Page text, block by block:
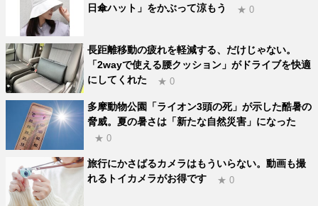
日傘ハット」をかぶって涼もう
★ 0
長距離移動の疲れを軽減する、だけじゃない。
「2wayで使える腰クッション」がドライブを快適
にしてくれた
★ 0
多摩動物公園「ライオン3頭の死」が示した酷暑の
脅威。夏の暑さは「新たな自然災害」になった
★ 0
旅行にかさばるカメラはもういらない。動画も撮
れるトイカメラがお得です
★ 0